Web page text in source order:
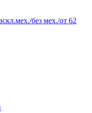
без мех./от 62